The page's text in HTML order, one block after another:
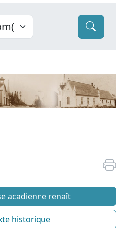
acadienne renaît
historique